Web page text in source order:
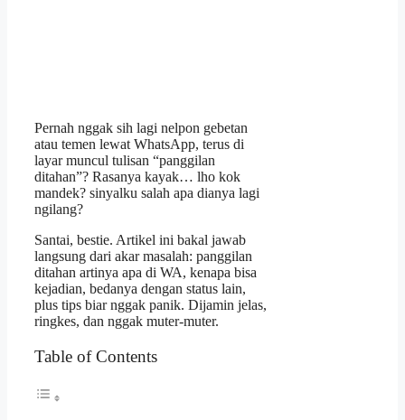
Pernah nggak sih lagi nelpon gebetan
atau temen lewat WhatsApp, terus di
layar muncul tulisan “panggilan
ditahan”? Rasanya kayak… lho kok
mandek? sinyalku salah apa dianya lagi
ngilang?
Santai, bestie. Artikel ini bakal jawab
langsung dari akar masalah: panggilan
ditahan artinya apa di WA, kenapa bisa
kejadian, bedanya dengan status lain,
plus tips biar nggak panik. Dijamin jelas,
ringkes, dan nggak muter-muter.
Table of Contents